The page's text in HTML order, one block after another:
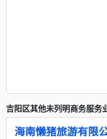
吉阳区其他未列明商务服务
海南懒猪旅游有限